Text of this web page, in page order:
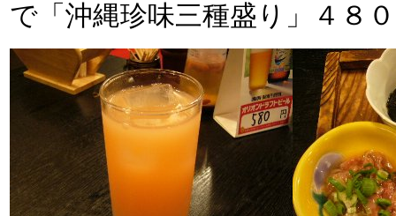
で「沖縄珍味三種盛り」４８